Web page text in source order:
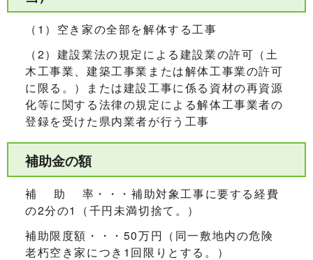
（1）空き家の全部を解体する工事
（2）建設業法の規定による建設業の許可（土
木工事業、建築工事業または解体工事業の許可
に限る。）または建設工事に係る資材の再資源
化等に関する法律の規定による解体工事業者の
登録を受けた県内業者が行う工事
補助金の額
補 助 率・・・補助対象工事に要する経費
の2分の1（千円未満切捨て。）
補助限度額・・・50万円（同一敷地内の危険
老朽空き家につき1回限りとする。）